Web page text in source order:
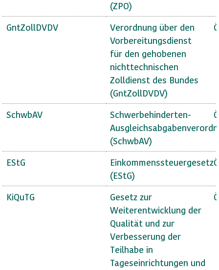
(ZPO)
GntZollDVDV
Verordnung über den
Vorbereitungsdienst
für den gehobenen
nichttechnischen
Zolldienst des Bundes
(GntZollDVDV)
SchwbAV
Schwerbehinderten-
(SchwbAV)
EStG
Einkommenssteuergesetz
(EStG)
KiQuTG
Gesetz zur
Weiterentwicklung der
Qualität und zur
Verbesserung der
Teilhabe in
Tageseinrichtungen und